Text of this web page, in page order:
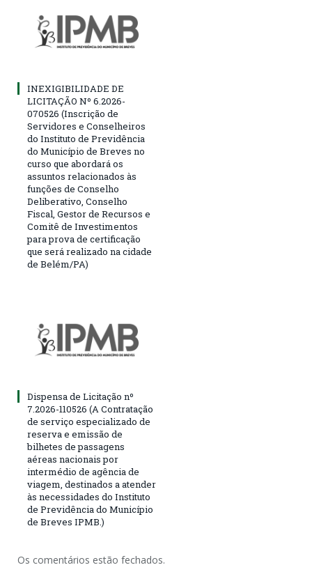
INEXIGIBILIDADE DE
LICITAÇÃO Nº 6.2026-
070526 (Inscrição de
Servidores e Conselheiros
do Instituto de Previdência
do Município de Breves no
curso que abordará os
assuntos relacionados às
funções de Conselho
Deliberativo, Conselho
Fiscal, Gestor de Recursos e
Comitê de Investimentos
para prova de certificação
que será realizado na cidade
de Belém/PA)
Dispensa de Licitação nº
7.2026-110526 (A Contratação
de serviço especializado de
reserva e emissão de
bilhetes de passagens
aéreas nacionais por
intermédio de agência de
viagem, destinados a atender
às necessidades do Instituto
de Previdência do Município
de Breves IPMB.)
Os comentários estão fechados.